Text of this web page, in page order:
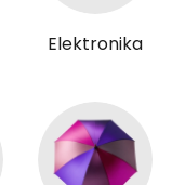
Elektronika